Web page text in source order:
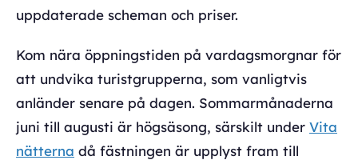
uppdaterade scheman och priser.
Kom nära öppningstiden på vardagsmorgnar för
att undvika turistgrupperna, som vanligtvis
anländer senare på dagen. Sommarmånaderna
juni till augusti är högsäsong, särskilt under Vita
nätterna då fästningen är upplyst fram till